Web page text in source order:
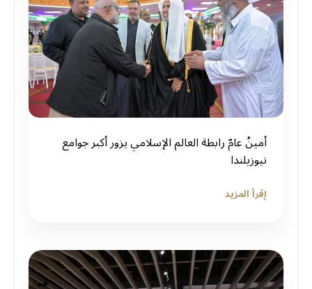
أمينُ عامّ رابطة العالم الإسلامي يزور أكبر جوامع
نيوزيلندا
إقرأ المزيد